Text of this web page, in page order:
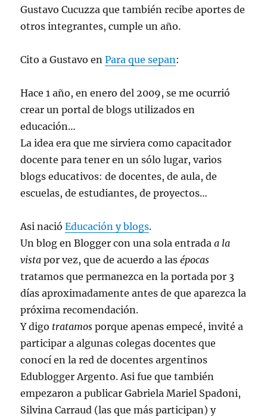
Gustavo Cucuzza que también recibe aportes de
otros integrantes, cumple un año.
Cito a Gustavo enPara que sepan:
Hace 1 año, en enero del 2009, se me ocurrió
crear un portal de blogs utilizados en
educación…
La idea era que me sirviera como capacitador
docente para tener en un sólo lugar, varios
blogs educativos: de docentes, de aula, de
escuelas, de estudiantes, de proyectos…
Asi nacióEducación y blogs.
Un blog en Blogger con una sola entradaa la
vista por vez, que de acuerdo a lasépocas
tratamos que permanezca en la portada por 3
días aproximadamente antes de que aparezca la
próxima recomendación.
Y digo tratamos porque apenas empecé, invité a
participar a algunas colegas docentes que
conocí en la red de docentes argentinos
Edublogger Argento. Asi fue que también
empezaron a publicar Gabriela Mariel Spadoni,
Silvina Carraud (las que más participan) y